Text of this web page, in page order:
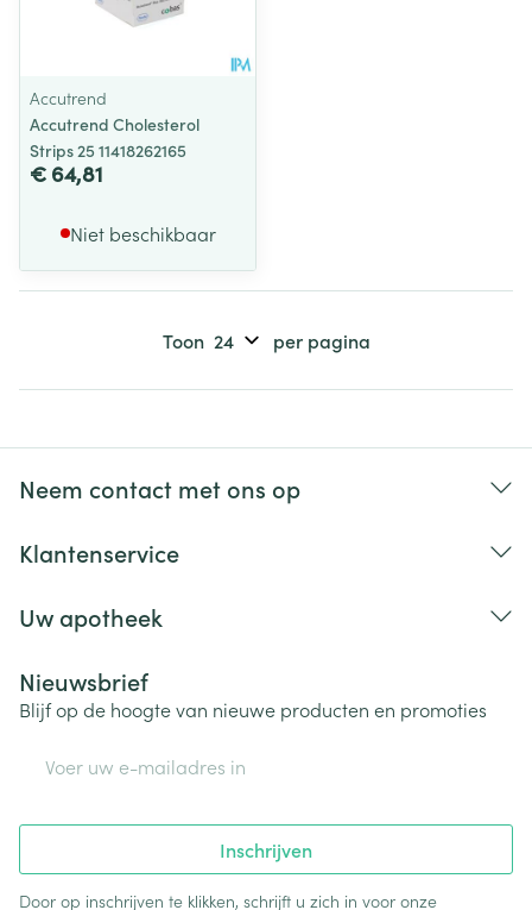
Accutrend
Accutrend Cholesterol
Strips 25 11418262165
€ 64,81
Niet beschikbaar
Toon per pagina
Neem contact met ons op
Klantenservice
Uw apotheek
Nieuwsbrief
Blijf op de hoogte van nieuwe producten en promoties
Inschrijven
Door op inschrijven te klikken, schrijft u zich in voor onze